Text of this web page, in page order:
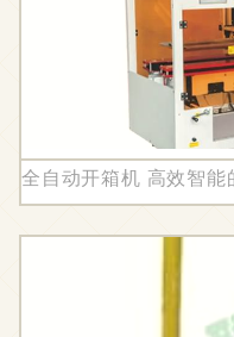
全自动开箱机 高效智能